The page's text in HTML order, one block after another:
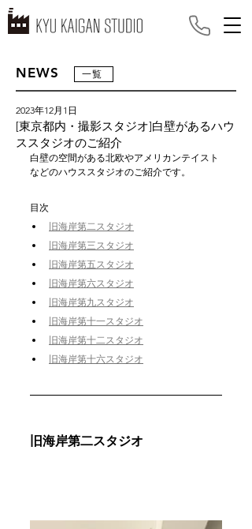
NEWS 一覧
[東京都内・撮影スタジオ]白壁があるハウ
ススタジオのご紹介
2023年12月1日
白壁の空間がある北欧やアメリカンテイスト
などのハウススタジオのご紹介です。
目次
旧海岸第二スタジオ
旧海岸第三スタジオ
旧海岸第五スタジオ
旧海岸第六スタジオ
旧海岸第九スタジオ
旧海岸第十一スタジオ
旧海岸第十二スタジオ
旧海岸第十六スタジオ
旧海岸第二スタジオ